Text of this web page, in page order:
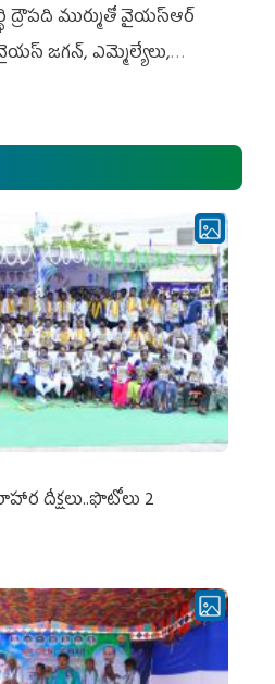
ద్రౌప‌ది ముర్ముతో వైయ‌స్ఆర్
వైయ‌స్ జ‌గ‌న్, ఎమ్మెల్యేలు,
దీక్షలు..ఫొటోలు 2